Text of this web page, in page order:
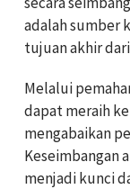
adalah sumber
tujuan akhir
Melalui
dapat meraih
mengabaikan
Keseimbangan
menjadi kunci